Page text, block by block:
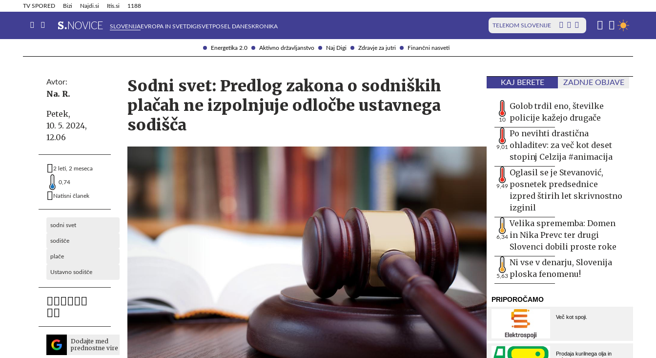
Energetika 2.0 Aktivno državljanstvo Naj Digi Zdravje za jutri Finančni nasveti
TV SPORED Bizi Najdi.si Itis.si 1188
SLOVENIJAEVROPA IN SVETDIGISVETPOSEL DANESKRONIKA TELEKOM SLOVENIJE
Info in obvestila Tehnik
Avtor:
Na. R.
Petek,
10. 5. 2024,
12.06
2 leti, 2 meseca
0,74
Natisni članek
sodni svet
sodišče
plače
Ustavno sodišče
Dodajte med
prednostne vire
Sodni svet: Predlog zakona o sodniških
plačah ne izpolnjuje odločbe ustavnega
sodišča
KAJ BERETE ZADNJE OBJAVE
10
Golob trdil eno, številke
policije kažejo drugače
9,01
Po nevihti drastična
ohladitev: za več kot deset
stopinj Celzija #animacija
9,49
Oglasil se je Stevanović,
posnetek predsednice
izpred štirih let skrivnostno
izginil
6,34
Velika sprememba: Domen
in Nika Prevc ter drugi
Slovenci dobili proste roke
5,63
Ni vse v denarju, Slovenija
ploska fenomenu!